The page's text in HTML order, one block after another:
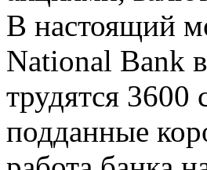
В настоящий
National Bank
трудятся
подданные